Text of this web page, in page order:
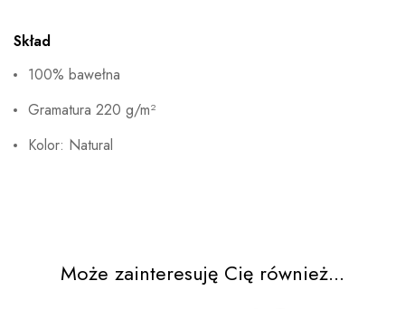
Skład
100% bawełna
Gramatura 220 g/m²
Kolor: Natural
Może zainteresuję Cię również...